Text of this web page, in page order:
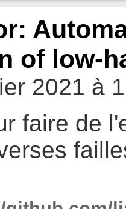
of low-
2021 à
faire de